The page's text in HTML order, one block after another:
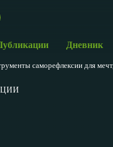
Дневник
саморефлексии для